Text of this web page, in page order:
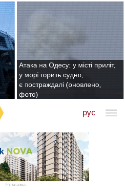
Атака на Одесу: у місті приліт,
у морі горить судно,
є постраждалі (оновлено,
фото)
рус
Реклама